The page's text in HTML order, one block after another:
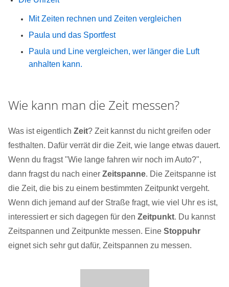
Mit Zeiten rechnen und Zeiten vergleichen
Paula und das Sportfest
Paula und Line vergleichen, wer länger die Luft
anhalten kann.
Wie kann man die Zeit messen?
Was ist eigentlich Zeit? Zeit kannst du nicht greifen oder
festhalten. Dafür verrät dir die Zeit, wie lange etwas dauert.
Wenn du fragst "Wie lange fahren wir noch im Auto?",
dann fragst du nach einer Zeitspanne. Die Zeitspanne ist
die Zeit, die bis zu einem bestimmten Zeitpunkt vergeht.
Wenn dich jemand auf der Straße fragt, wie viel Uhr es ist,
interessiert er sich dagegen für den Zeitpunkt. Du kannst
Zeitspannen und Zeitpunkte messen. Eine Stoppuhr
eignet sich sehr gut dafür, Zeitspannen zu messen.